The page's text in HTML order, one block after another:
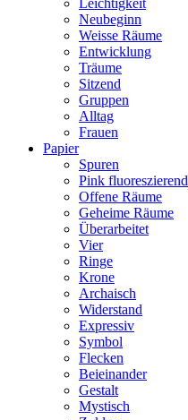
Leichtigkeit
Neubeginn
Weisse Räume
Entwicklung
Träume
Sitzend
Gruppen
Alltag
Frauen
Papier
Spuren
Pink fluoreszierend
Offene Räume
Geheime Räume
Überarbeitet
Vier
Ringe
Krone
Archaisch
Widerstand
Expressiv
Symbol
Flecken
Beieinander
Gestalt
Mystisch